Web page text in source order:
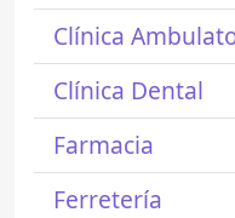
Clínica
Clínica Dental
Farmacia
Ferretería